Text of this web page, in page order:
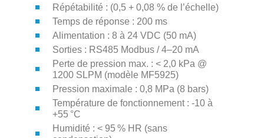
Répétabilité : (0,5 + 0,08 % de l’échelle)
Temps de réponse : 200 ms
Alimentation : 8 à 24 VDC (50 mA)
Sorties : RS485 Modbus / 4–20 mA
Perte de pression max. : < 2,0 kPa @
1200 SLPM (modèle MF5925)
Pression maximale : 0,8 MPa (8 bars)
Température de fonctionnement : -10 à
+55 °C
Humidité : < 95 % HR (sans